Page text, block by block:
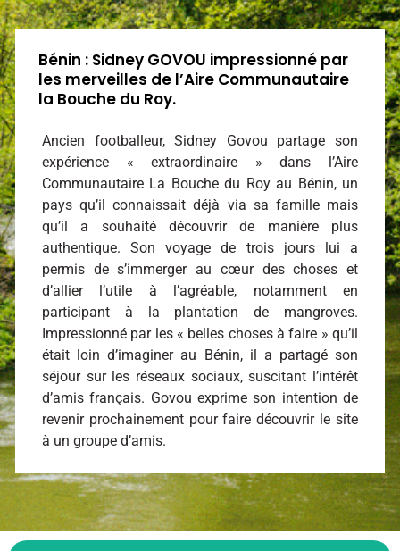
Bénin : Sidney GOVOU impressionné par
les merveilles de l’Aire Communautaire
la Bouche du Roy.
Ancien footballeur, Sidney Govou partage son
expérience « extraordinaire » dans l’Aire
Communautaire La Bouche du Roy au Bénin, un
pays qu’il connaissait déjà via sa famille mais
qu’il a souhaité découvrir de manière plus
authentique. Son voyage de trois jours lui a
permis de s’immerger au cœur des choses et
d’allier l’utile à l’agréable, notamment en
participant à la plantation de mangroves.
Impressionné par les « belles choses à faire » qu’il
était loin d’imaginer au Bénin, il a partagé son
séjour sur les réseaux sociaux, suscitant l’intérêt
d’amis français. Govou exprime son intention de
revenir prochainement pour faire découvrir le site
à un groupe d’amis.